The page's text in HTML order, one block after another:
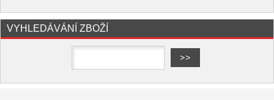
VYHLEDÁVÁNÍ ZBOŽÍ